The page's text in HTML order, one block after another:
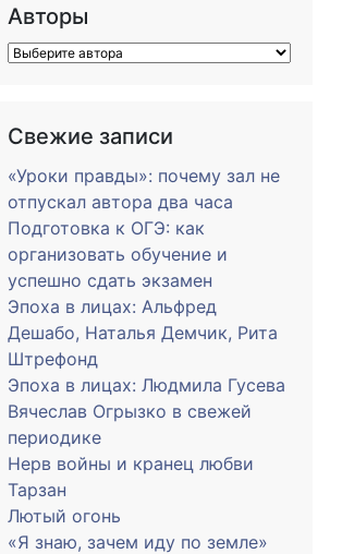
Авторы
Свежие записи
«Уроки правды»: почему зал не
отпускал автора два часа
Подготовка к ОГЭ: как
организовать обучение и
успешно сдать экзамен
Эпоха в лицах: Альфред
Дешабо, Наталья Демчик, Рита
Штрефонд
Эпоха в лицах: Людмила Гусева
Вячеслав Огрызко в свежей
периодике
Нерв войны и кранец любви
Тарзан
Лютый огонь
«Я знаю, зачем иду по земле»